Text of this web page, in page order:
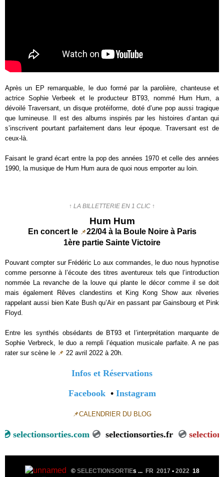
Après un EP remarquable, le duo formé par la parolière, chanteuse et
actrice Sophie Verbeek et le producteur BT93, nommé Hum Hum, a
dévoilé Traversant, un disque protéiforme, doté d’une pop aussi tragique
que lumineuse. Il est des albums inspirés par les histoires d’antan qui
s’inscrivent pourtant parfaitement dans leur époque. Traversant est de
ceux-là.
Faisant le grand écart entre la pop des années 1970 et celle des années
1990, la musique de Hum Hum aura de quoi nous emporter au loin.
↑ LA BILLETTERIE EN 1 CLIC ↑
Hum Hum
En concert le 📌22/04 à la Boule Noire à Paris
1ère partie Sainte Victoire
Pouvant compter sur Frédéric Lo aux commandes, le duo nous hypnotise
comme personne à l’écoute des titres aventureux tels que l’introduction
nommée La revanche de la louve qui plante le décor comme il se doit
mais également Rêves clandestins et King Kong Show aux rêveries
rappelant aussi bien Kate Bush qu’Air en passant par Gainsbourg et Pink
Floyd.
Entre les synthés obsédants de BT93 et l’interprétation marquante de
Sophie Verbreck, le duo a rempli l’équation musicale parfaite. A ne pas
rater sur scène le 📌 22 avril 2022 à 20h.
Infos et Réservations
Facebook • Instagram
📌CALENDRIER DU BLOG
💿 selectionsorties.fr💿
© SELECTIONSORTIEs ... FR 2017 •2022 18